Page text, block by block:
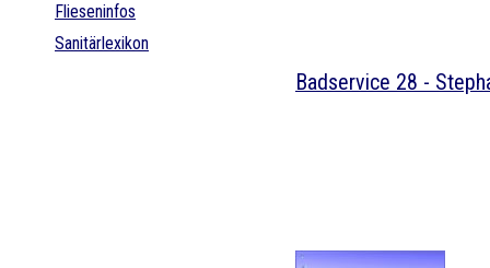
Flieseninfos
Sanitärlexikon
Badservice 28 -